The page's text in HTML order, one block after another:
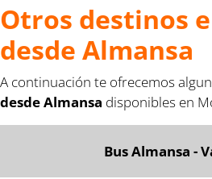
Otros destinos
desde Almansa
A continuación te ofrecemos
desde Almansa disponibles en
Bus Almansa -